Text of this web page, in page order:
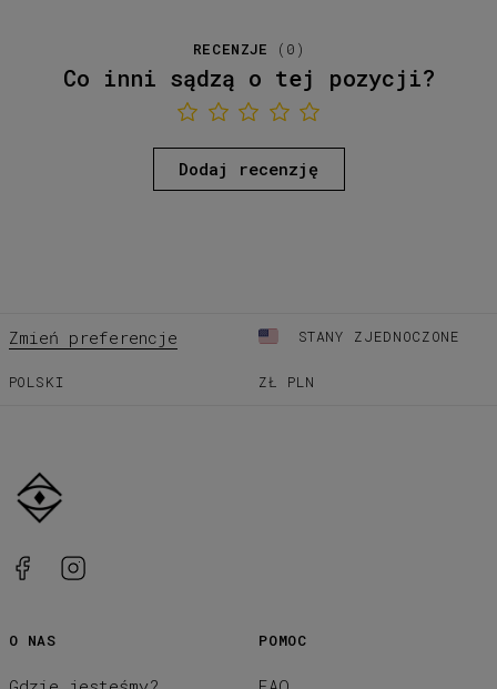
RECENZJE ( 0 )
Co inni sądzą o tej pozycji?
Dodaj recenzję
Zmień preferencje STANY ZJEDNOCZONE
POLSKI ZŁ PLN
O NAS POMOC